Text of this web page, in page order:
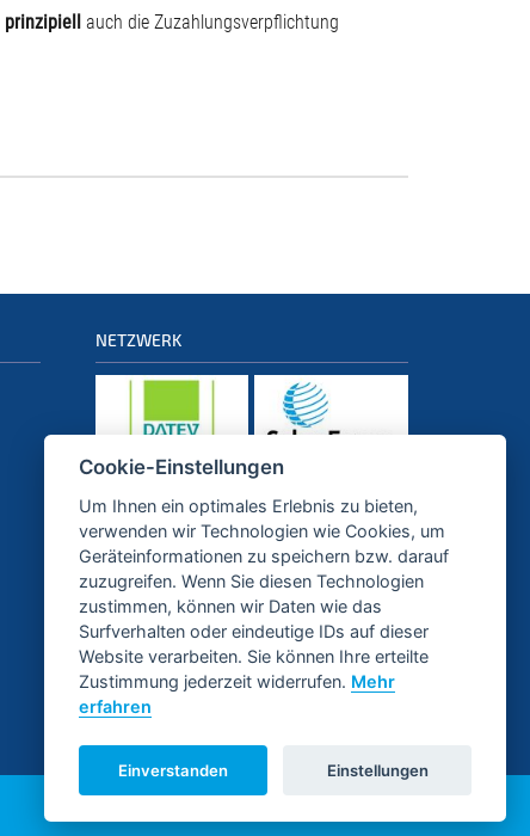
prinzipiell auch die Zuzahlungsverpflichtung
NETZWERK
PARTNER
Cookie-Einstellungen
Um Ihnen ein optimales Erlebnis zu bieten,
verwenden wir Technologien wie Cookies, um
Geräteinformationen zu speichern bzw. darauf
zuzugreifen. Wenn Sie diesen Technologien
zustimmen, können wir Daten wie das
Surfverhalten oder eindeutige IDs auf dieser
Website verarbeiten. Sie können Ihre erteilte
Zustimmung jederzeit widerrufen. Mehr
erfahren
Einverstanden Einstellungen